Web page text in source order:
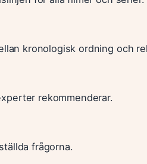
kronologisk ordning och
rekommenderar.
frågorna.